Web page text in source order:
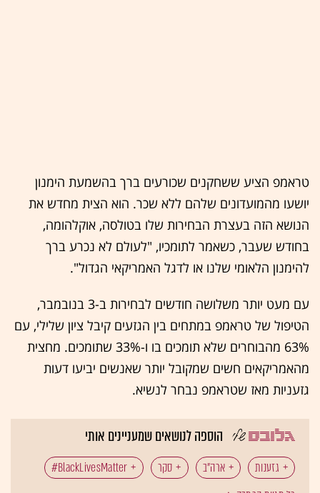
טראמפ הציע ששחקנים שכורעים ברך בהשמעת הימנון
יושעו מהמועדונים שלהם ללא שכר. הוא הצית מחדש את
הנושא הזה בעצרת הבחירות שלו בטולסה, אוקלהומה,
בחודש שעבר, כשאמר לתומכיו, "לעולם לא נכרע ברך
להימנון הלאומי שלנו או לדגל האמריקאי הגדול".
עם מעט יותר משלושה חודשים לבחירות ב-3 בנובמבר,
הטיפול של טראמפ במתחים בין הגזעים קיבל ציון שלילי, עם
63% מהבוחרים שלא תומכים בו ו-33% שתומכים. מחצית
מהאמריקאים חשים שמקובל יותר שאנשים יביעו דעות
גזעניות מאז שטראמפ נבחר לנשיא.
הוספה לנושאים שמעניינים אותי
גזענות ארה"ב סקר
BlackLivesMatter#